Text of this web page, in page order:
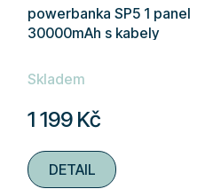
powerbanka SP5 1 panel
30000mAh s kabely
hodnocení
je
5,0
z
Skladem
1 199 Kč
DETAIL